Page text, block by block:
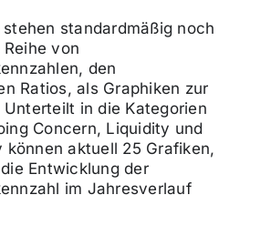
standardmäßig noch
von
den
Ratios, als Graphiken zur
Unterteilt in die Kategorien
Concern, Liquidity und
können aktuell 25 Grafiken,
Entwicklung der
im Jahresverlauf